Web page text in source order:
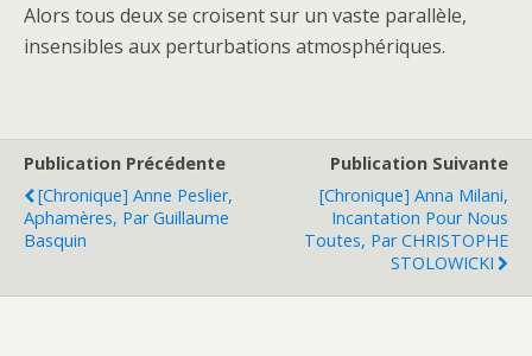
Alors tous deux se croisent sur un vaste parallèle,
insensibles aux perturbations atmosphériques.
Publication Précédente
[Chronique] Anne Peslier,
Aphamères, Par Guillaume
Basquin
Publication Suivante
[Chronique] Anna Milani,
Incantation Pour Nous
Toutes, Par CHRISTOPHE
STOLOWICKI